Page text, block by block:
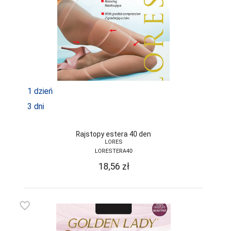
JARPOL
JJW
JULIMEX
KAROLINKA
KEY
KONRAD
KOSTAR
KUBA
L L
LADY TINA
LAMA
1 dzień
3 dni
Rajstopy estera 40 den
LORES
LORESTERA40
18,56 zł
favorite_border